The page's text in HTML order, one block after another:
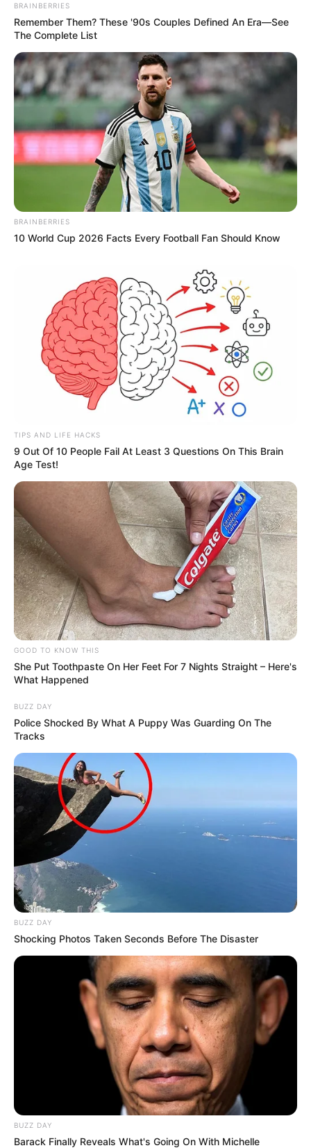
BRAINBERRIES
Remember Them? These '90s Couples Defined An Era—See
The Complete List
BRAINBERRIES
10 World Cup 2026 Facts Every Football Fan Should Know
TIPS AND LIFE HACKS
9 Out Of 10 People Fail At Least 3 Questions On This Brain
Age Test!
GOOD TO KNOW THIS
She Put Toothpaste On Her Feet For 7 Nights Straight – Here's
What Happened
BUZZ DAY
Police Shocked By What A Puppy Was Guarding On The
Tracks
BUZZ DAY
Shocking Photos Taken Seconds Before The Disaster
BUZZ DAY
Barack Finally Reveals What's Going On With Michelle